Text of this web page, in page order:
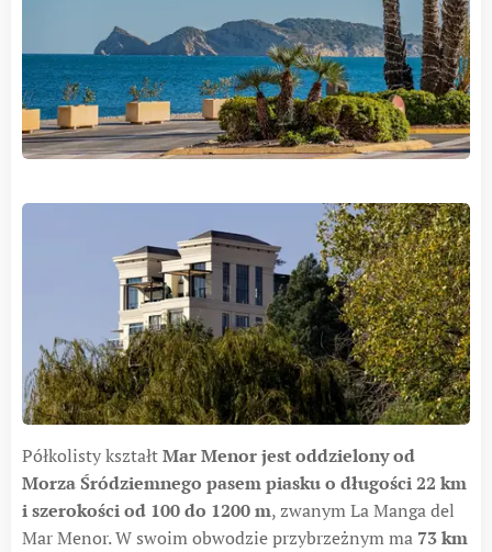
Półkolisty kształtMar Menor jest oddzielony od
Morza Śródziemnego pasem piasku o długości 22 km
i szerokości od 100 do 1200 m, zwanym La Manga del
Mar Menor. W swoim obwodzie przybrzeżnym ma 73 km